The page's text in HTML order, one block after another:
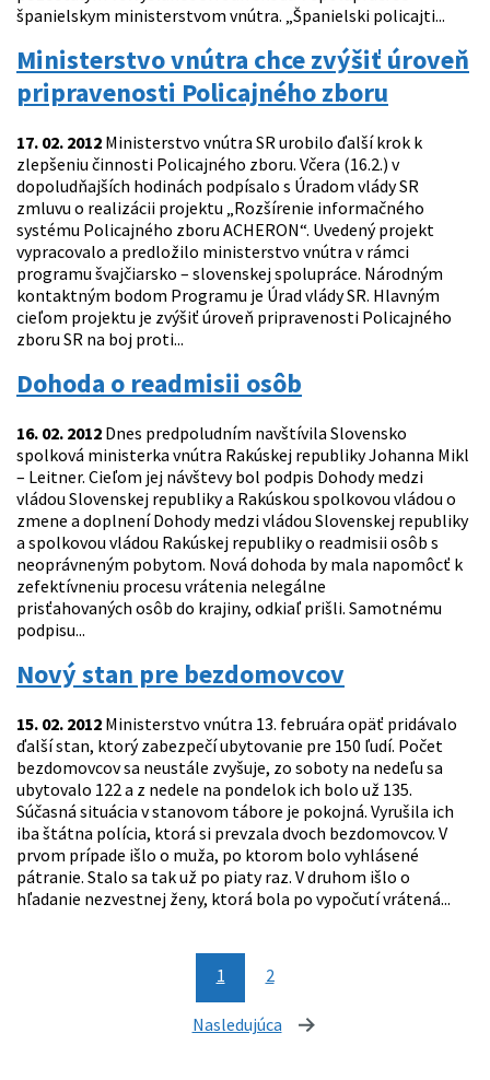
španielskym ministerstvom vnútra. „Španielski policajti...
Ministerstvo vnútra chce zvýšiť úroveň
pripravenosti Policajného zboru
17. 02. 2012 Ministerstvo vnútra SR urobilo ďalší krok k
zlepšeniu činnosti Policajného zboru. Včera (16.2.) v
dopoludňajších hodinách podpísalo s Úradom vlády SR
zmluvu o realizácii projektu „Rozšírenie informačného
systému Policajného zboru ACHERON“. Uvedený projekt
vypracovalo a predložilo ministerstvo vnútra v rámci
programu švajčiarsko – slovenskej spolupráce. Národným
kontaktným bodom Programu je Úrad vlády SR. Hlavným
cieľom projektu je zvýšiť úroveň pripravenosti Policajného
zboru SR na boj proti...
Dohoda o readmisii osôb
16. 02. 2012 Dnes predpoludním navštívila Slovensko
spolková ministerka vnútra Rakúskej republiky Johanna Mikl
– Leitner. Cieľom jej návštevy bol podpis Dohody medzi
vládou Slovenskej republiky a Rakúskou spolkovou vládou o
zmene a doplnení Dohody medzi vládou Slovenskej republiky
a spolkovou vládou Rakúskej republiky o readmisii osôb s
neoprávneným pobytom. Nová dohoda by mala napomôcť k
zefektívneniu procesu vrátenia nelegálne
prisťahovaných osôb do krajiny, odkiaľ prišli. Samotnému
podpisu...
Nový stan pre bezdomovcov
15. 02. 2012 Ministerstvo vnútra 13. februára opäť pridávalo
ďalší stan, ktorý zabezpečí ubytovanie pre 150 ľudí. Počet
bezdomovcov sa neustále zvyšuje, zo soboty na nedeľu sa
ubytovalo 122 a z nedele na pondelok ich bolo už 135.
Súčasná situácia v stanovom tábore je pokojná. Vyrušila ich
iba štátna polícia, ktorá si prevzala dvoch bezdomovcov. V
prvom prípade išlo o muža, po ktorom bolo vyhlásené
pátranie. Stalo sa tak už po piaty raz. V druhom išlo o
hľadanie nezvestnej ženy, ktorá bola po vypočutí vrátená...
1 2
Nasledujúca stránka